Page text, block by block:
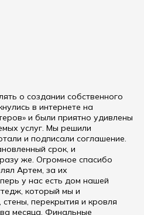
о создании собственного
в интернете на
и были приятно удивлены
услуг. Мы решили
и подписали соглашение.
срок, и
же. Огромное спасибо
Артем, за их
у нас есть дом нашей
который мы и
перекрытия и кровля
месяца. Финальные